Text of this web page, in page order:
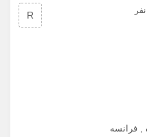
, فرانسه
R